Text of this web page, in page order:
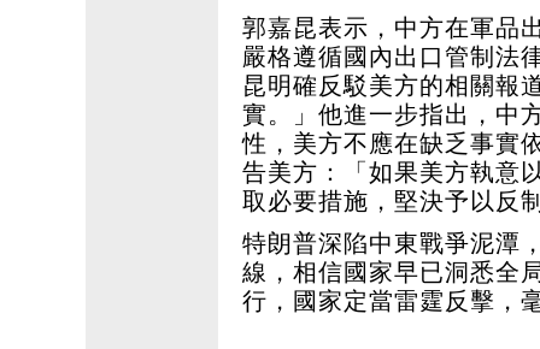
郭嘉昆表示，中方在軍品
嚴格遵循國內出口管制法
昆明確反駁美方的相關報
實。」他進一步指出，中
性，美方不應在缺乏事實
告美方：「如果美方執意
取必要措施，堅決予以反
特朗普深陷中東戰爭泥潭
線，相信國家早已洞悉全
行，國家定當雷霆反擊，